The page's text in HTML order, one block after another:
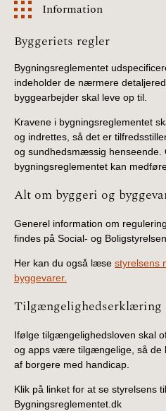
Tidligere BR (1961-
Information
Information
Byggeriets regler
Bygningsreglementet
indeholder de nærmere
byggearbejder skal leve op til.
Kravene i bygningsreglementet
og indrettes, så det er
og sundhedsmæssig
bygningsreglementet kan
Alt om byggeri og
Generel information om
findes på Social- og
Her kan du også læse styrelsens
byggevarer.
Tilgængelighedserklæring
Ifølge tilgængelighedsloven skal
og apps være tilgængelige, så de
af borgere med handicap.
Klik på linket for at se styrelsens
Bygningsreglementet.dk